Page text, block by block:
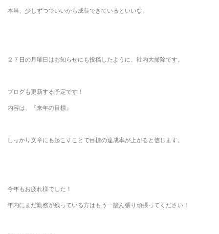
本当、少しずつでいいから成長できているといいな。
２７日の月曜日はお知らせにも投稿したように、社内大掃除です。
ブログも更新する予定です！
内容は、『来年の目標』
しっかり文章にも起こすことで目標の達成率が上がると信じます。
今年もお疲れ様でした！
年内にまだ勤務が残っている方はもう一踏ん張り頑張ってください！